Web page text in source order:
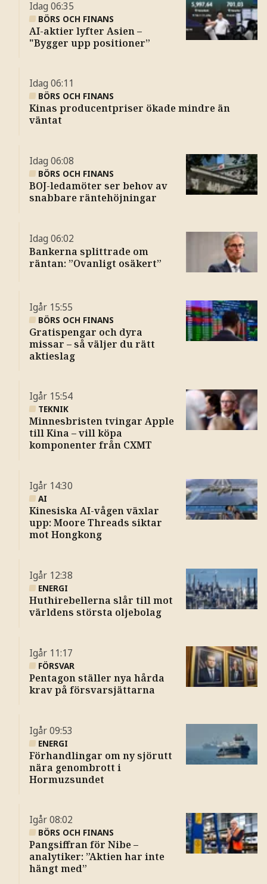
Idag 06:35
BÖRS OCH FINANS
AI-aktier lyfter Asien –
"Bygger upp positioner”
Idag 06:11
BÖRS OCH FINANS
Kinas producentpriser ökade mindre än
väntat
Idag 06:08
BÖRS OCH FINANS
BOJ-ledamöter ser behov av
snabbare räntehöjningar
Idag 06:02
Bankerna splittrade om
räntan: ”Ovanligt osäkert”
Igår 15:55
BÖRS OCH FINANS
Gratispengar och dyra
missar – så väljer du rätt
aktieslag
Igår 15:54
TEKNIK
Minnesbristen tvingar Apple
till Kina – vill köpa
komponenter från CXMT
Igår 14:30
AI
Kinesiska AI-vågen växlar
upp: Moore Threads siktar
mot Hongkong
Igår 12:38
ENERGI
Huthirebellerna slår till mot
världens största oljebolag
Igår 11:17
FÖRSVAR
Pentagon ställer nya hårda
krav på försvarsjättarna
Igår09:53
ENERGI
Förhandlingar om ny sjörutt
nära genombrott i
Hormuzsundet
Igår08:02
BÖRS OCH FINANS
Pangsiffran för Nibe –
analytiker: ”Aktien har inte
hängt med”